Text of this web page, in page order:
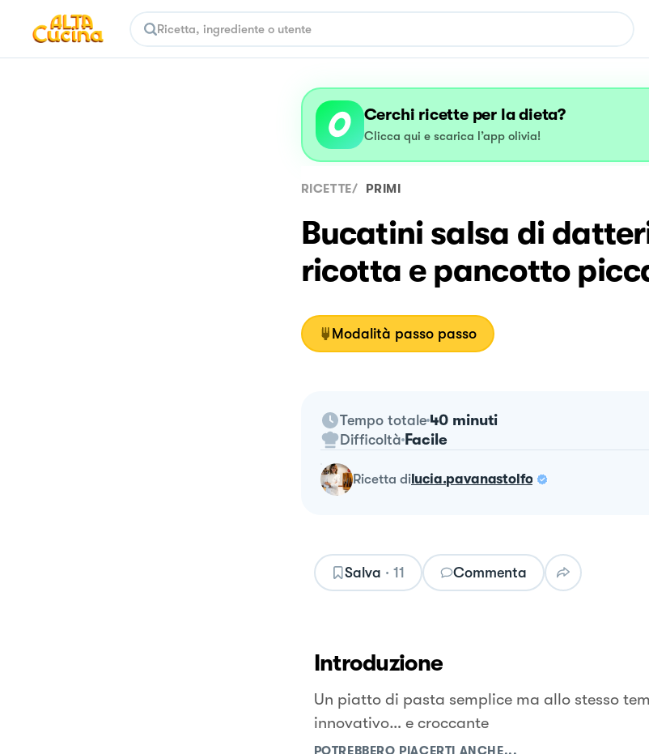
Cerchi ricette per la dieta?
Clicca qui e scarica l’app olivia!
RICETTE/ PRIMI
Bucatini salsa di
ricotta e pancotto
Modalità passo passo
Tempo totale 40 minuti
Difficoltà Facile
ricetta dilucia.pavanastolfo
Salva · 11 Commenta
Introduzione
Un piatto di pasta semplice ma allo stesso
innovativo… e croccante
POTREBBERO PIACERTI ANCHE...